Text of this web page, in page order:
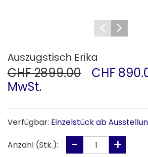
Auszugstisch Erika
CHF 2899.00
CHF
MwSt.
Verfügbar: Einzelstück ab
Anzahl (Stk.):